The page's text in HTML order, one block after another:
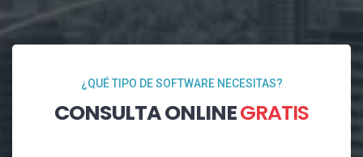
¿QUÉ TIPO DE SOFTWARE NECESITAS?
CONSULTA ONLINEGRATIS